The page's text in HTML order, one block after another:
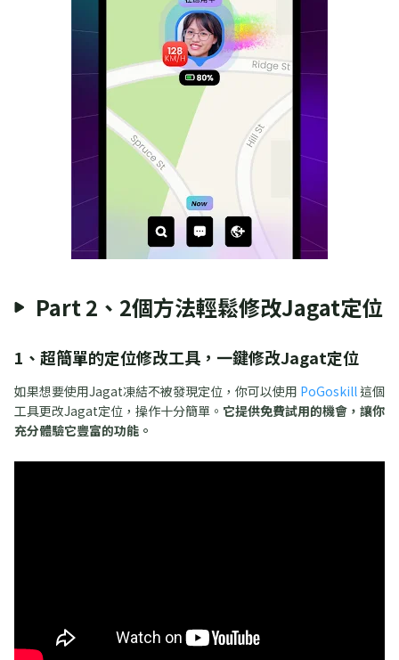
Part 2、2個方法輕鬆修改Jagat定位
1、超簡單的定位修改工具，一鍵修改Jagat定位
如果想要使用Jagat凍結不被發現定位，你可以使用 PoGoskill這個
工具更改Jagat定位，操作十分簡單。 它提供免費試用的機會，讓你
充分體驗它豐富的功能。